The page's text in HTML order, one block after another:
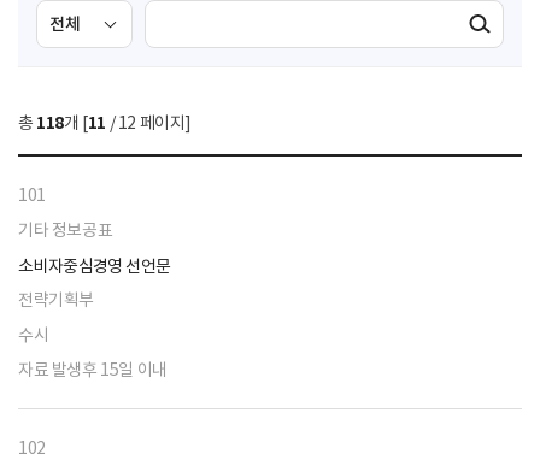
검
색
선
택
색
검색실행
총 118개 [11 / 12 페이지]
101
기타 정보공표
소비자중심경영 선언문
전략기획부
수시
자료 발생후 15일 이내
102